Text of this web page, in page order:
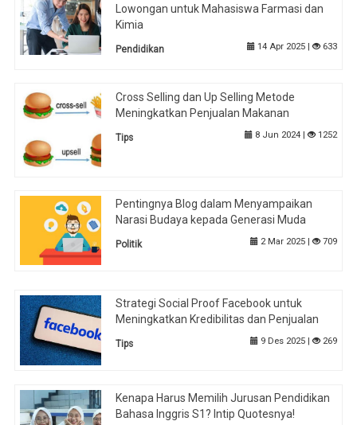
Lowongan untuk Mahasiswa Farmasi dan
Kimia
Pendidikan 14 Apr 2025 | 633
Cross Selling dan Up Selling Metode
Meningkatkan Penjualan Makanan
Tips 8 Jun 2024 | 1252
Pentingnya Blog dalam Menyampaikan
Narasi Budaya kepada Generasi Muda
Politik 2 Mar 2025 | 709
Strategi Social Proof Facebook untuk
Meningkatkan Kredibilitas dan Penjualan
Tips 9 Des 2025 | 269
Kenapa Harus Memilih Jurusan Pendidikan
Bahasa Inggris S1? Intip Quotesnya!